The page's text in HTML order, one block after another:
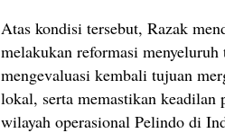
Atas kondisi tersebut, Razak
melakukan reformasi
mengevaluasi kembali tujuan
lokal, serta memastikan keadilan
wilayah operasional Pelindo di